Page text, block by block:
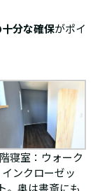
分な確保がポイ
寝室：ウォーク
インクローゼッ
ト。奥は書斎にも